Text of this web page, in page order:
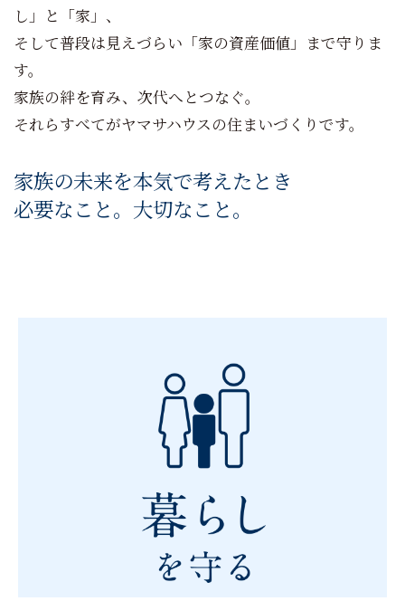
し」と「家」、
そして普段は見えづらい「家の資産価値」まで守りま
す。
家族の絆を育み、次代へとつなぐ。
それらすべてがヤマサハウスの住まいづくりです。
家族の未来を本気で考えたとき
必要なこと。大切なこと。